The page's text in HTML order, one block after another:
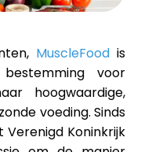
op
MuscleFoodis
voor
hoogwaardige,
voeding. Sinds
Verenigd Koninkrijk